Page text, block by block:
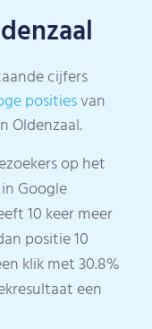
cijfers
positiesvan
Oldenzaal.
op het
Google
10 keer meer
positie 10
klik met 30.8%
een